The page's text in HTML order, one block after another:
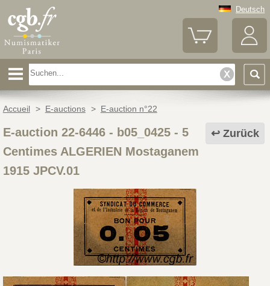
Deutsch
Accueil > E-auctions > E-auction n°22
Zurück
E-auction 22-6446 - b05_0425- 5
Centimes ALGERIEN Mostaganem
1915 JPCV.01